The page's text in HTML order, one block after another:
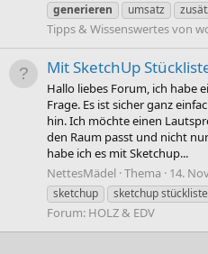
generieren
umsatz
Tipps & Wissenswertes von
Mit SketchUp
Hallo liebes Forum, ich habe
Frage. Es ist sicher ganz
hin. Ich möchte einen
den Raum passt und nicht
habe ich es mit Sketchup...
NettesMädel Thema 14.
sketchup
sketchup
Forum: HOLZ & EDV